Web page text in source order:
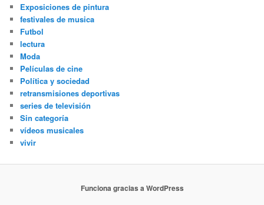
Exposiciones de pintura
festivales de musica
Futbol
lectura
Moda
Películas de cine
Política y sociedad
retransmisiones deportivas
series de televisión
Sin categoría
vídeos musicales
vivir
Funciona gracias a WordPress